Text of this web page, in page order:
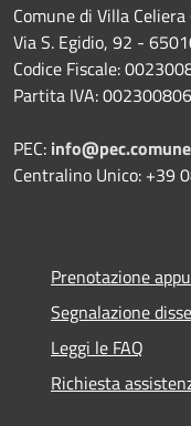
Comune di Villa Celiera
Via S. Egidio, 92 -
Codice Fiscale:
Partita IVA:
PEC:
Centralino Unico: +39
Prenotazione
Segnalazione
Leggi le FAQ
Richiesta